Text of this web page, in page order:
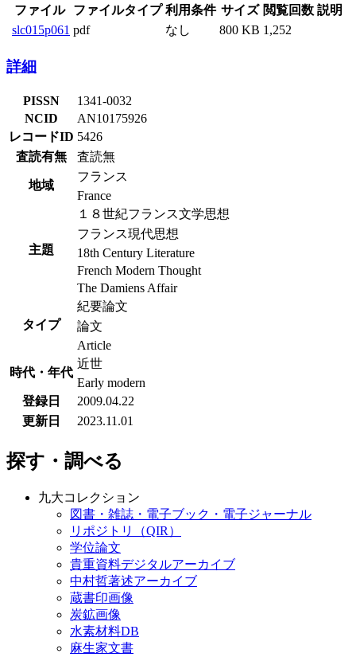
ファイル ファイルタイプ 利用条件 サイズ 閲覧回数 説明
slc015p061 pdf なし 800 KB 1,252
詳細
PISSN
1341-0032
NCID
AN10175926
レコードID 5426
査読有無
査読無
地域
フランス
France
主題
１８世紀フランス文学思想
フランス現代思想
18th Century Literature
French Modern Thought
The Damiens Affair
タイプ
紀要論文
論文
Article
時代・年代
近世
Early modern
登録日
2009.04.22
更新日
2023.11.01
探す・調べる
九大コレクション
図書・雑誌・電子ブック・電子ジャーナル
リポジトリ（QIR）
学位論文
貴重資料デジタルアーカイブ
中村哲著述アーカイブ
蔵書印画像
炭鉱画像
水素材料DB
麻生家文書